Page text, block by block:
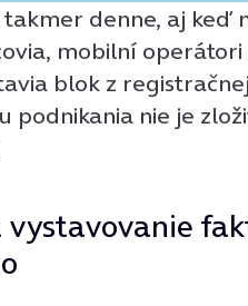
denne, aj keď
mobilní operátori
blok z
podnikania nie je